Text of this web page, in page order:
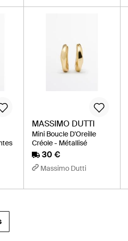
MASSIMO DUTTI
Mini Boucle D'Oreille
Créole - Métallisé
30 €
Massimo Dutti